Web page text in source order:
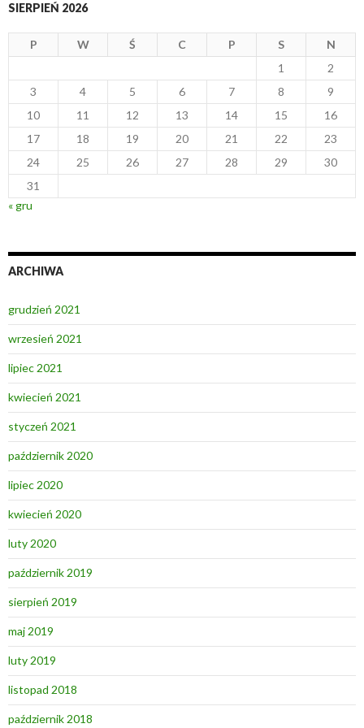
SIERPIEŃ 2026
P W Ś C P S
N
1
2
3
4 5 6 7 8
9
10
11 12 13 14 15
16
17
18 19 20 21 22
23
24
25 26 27 28 29
30
31
« gru
ARCHIWA
grudzień 2021
wrzesień 2021
lipiec 2021
kwiecień 2021
styczeń 2021
październik 2020
lipiec 2020
kwiecień 2020
luty 2020
październik 2019
sierpień 2019
maj 2019
luty 2019
listopad 2018
październik 2018